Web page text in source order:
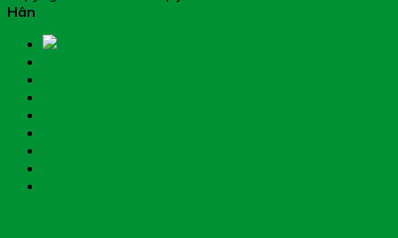
Hân